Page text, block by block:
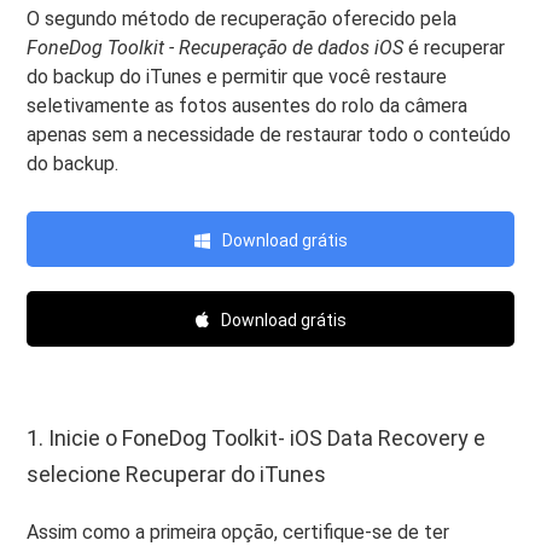
O segundo método de recuperação oferecido pela
FoneDog Toolkit - Recuperação de dados iOSé recuperar
do backup do iTunes e permitir que você restaure
seletivamente as fotos ausentes do rolo da câmera
apenas sem a necessidade de restaurar todo o conteúdo
do backup.
Download grátis
Download grátis
1. Inicie o FoneDog Toolkit- iOS Data Recovery e
selecione Recuperar do iTunes
Assim como a primeira opção, certifique-se de ter